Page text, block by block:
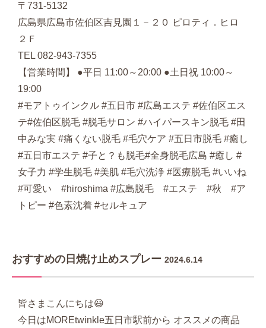
〒731-5132
広島県広島市佐伯区吉見園１－２０ ピロティ．ヒロ
２Ｆ
TEL 082-943-7355
【営業時間】 ●平日 11:00～20:00 ●土日祝 10:00～
19:00
#モアトゥインクル #五日市 #広島エステ #佐伯区エス
テ#佐伯区脱毛 #脱毛サロン #ハイパースキン脱毛 #田
中みな実 #痛くない脱毛 #毛穴ケア #五日市脱毛 #癒し
#五日市エステ #子と？も脱毛#全身脱毛広島 #癒し #
女子力 #学生脱毛 #美肌 #毛穴洗浄 #医療脱毛 #いいね
#可愛い #hiroshima #広島脱毛 #エステ #秋 #ア
トピー #色素沈着 #セルキュア
おすすめの日焼け止めスプレー 2024.6.14
皆さまこんにちは😃
今日はMOREtwinkle五日市駅前から オススメの商品